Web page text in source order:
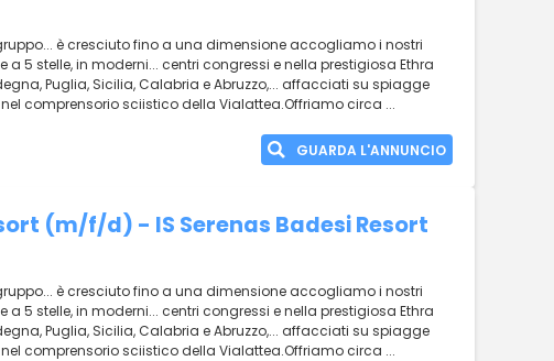
è cresciuto fino a una dimensione accogliamo i nostri
a 5 stelle, in moderni... centri congressi e nella prestigiosa Ethra
Puglia, Sicilia, Calabria e Abruzzo,... affacciati su spiagge
nel comprensorio sciistico della Vialattea.Offriamo circa ...
GUARDA L'ANNUNCIO
(m/f/d) - IS Serenas Badesi Resort
è cresciuto fino a una dimensione accogliamo i nostri
a 5 stelle, in moderni... centri congressi e nella prestigiosa Ethra
Puglia, Sicilia, Calabria e Abruzzo,... affacciati su spiagge
nel comprensorio sciistico della Vialattea.Offriamo circa ...